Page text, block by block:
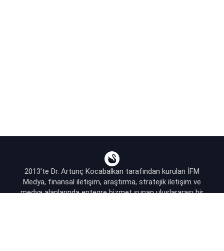
2013’te Dr. Artunç Kocabalkan tarafından kurulan İFM
Medya, finansal iletişim, araştırma, stratejik iletişim ve
medya alanlarında entegre hizmet sunan uluslararası bir